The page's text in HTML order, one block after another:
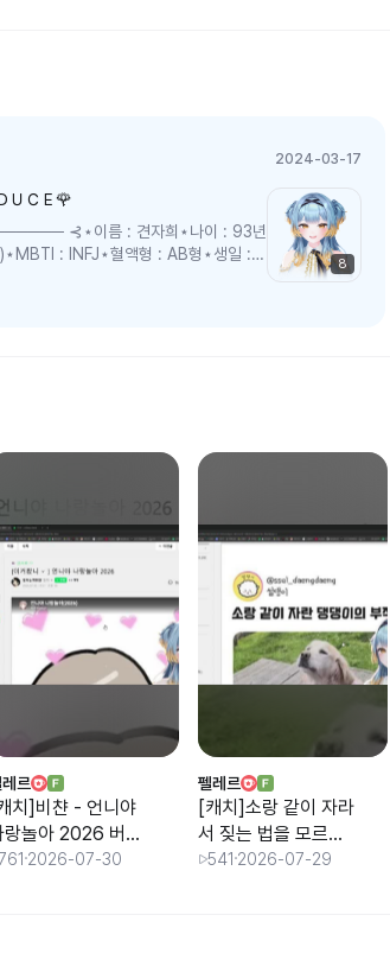
2024-03-17
ＵＣＥ🌹
⊰⋆이름 : 견자희⋆나이 : 93년
: INFJ⋆혈액형 : AB형⋆생일 : 4
8
르
치]비챤 - 언니야
랑놀아 2026 버전
츠 / 견자희 반응
2026-07-30
펠레르
[캐치]소랑 같이 자라
서 짖는 법을 모르는
댕댕이 / 견자희 반응
541 2026-07-29